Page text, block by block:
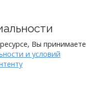
Вы принимаете
и условий